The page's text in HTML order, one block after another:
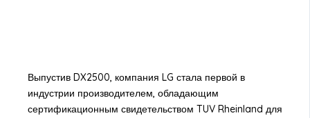
Выпустив DX2500, компания LG стала первой в
индустрии производителем, обладающим
сертификационным свидетельством TUV Rheinland для